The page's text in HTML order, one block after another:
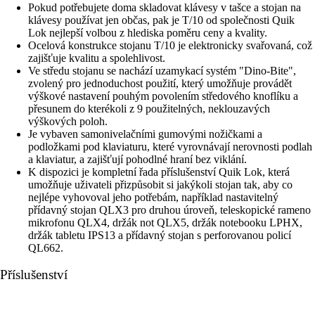
Pokud potřebujete doma skladovat klávesy v tašce a stojan na
klávesy používat jen občas, pak je T/10 od společnosti Quik
Lok nejlepší volbou z hlediska poměru ceny a kvality.
Ocelová konstrukce stojanu T/10 je elektronicky svařovaná, což
zajišťuje kvalitu a spolehlivost.
Ve středu stojanu se nachází uzamykací systém "Dino-Bite",
zvolený pro jednoduchost použití, který umožňuje provádět
výškové nastavení pouhým povolením středového knoflíku a
přesunem do kterékoli z 9 použitelných, neklouzavých
výškových poloh.
Je vybaven samonivelačními gumovými nožičkami a
podložkami pod klaviaturu, které vyrovnávají nerovnosti podlah
a klaviatur, a zajišťují pohodlné hraní bez viklání.
K dispozici je kompletní řada příslušenství Quik Lok, která
umožňuje uživateli přizpůsobit si jakýkoli stojan tak, aby co
nejlépe vyhovoval jeho potřebám, například nastavitelný
přídavný stojan QLX3 pro druhou úroveň, teleskopické rameno
mikrofonu QLX4, držák not QLX5, držák notebooku LPHX,
držák tabletu IPS13 a přídavný stojan s perforovanou policí
QL662.
Příslušenství